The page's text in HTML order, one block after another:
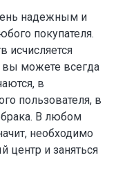
надежным и
покупателя.
исчисляется
вы можете всегда
в
пользователя, в
брака. В любом
необходимо
центр и заняться